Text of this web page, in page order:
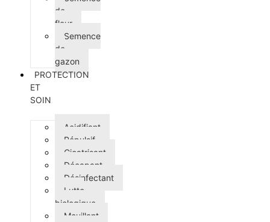
de
fleur
Semence
de
gazon
PROTECTION
ET
SOIN
Acidifiant
Répulsif
Cicatrisant
Décapant
Désinfectant
Lutte
biologique
Mouillant